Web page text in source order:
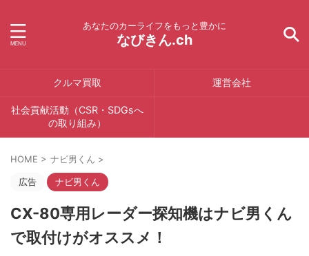
あなたのカーライフをもっと豊かに
なびきん.ch
クルマ買取 運営会社
社会貢献活動（CSR・SDGsへ
の取り組み）
HOME > ナビ男くん >
広告 ナビ男くん
CX-80専用レーダー探知機はナビ男くん
で取付けがオススメ！